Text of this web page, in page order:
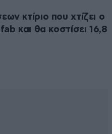
κτίριο που χτίζει ο
και θα κοστίσει 16,8